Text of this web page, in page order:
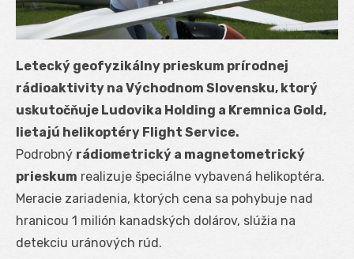
Letecký geofyzikálny prieskum prírodnej
rádioaktivity na Východnom Slovensku, ktorý
uskutočňuje Ludovika Holding a Kremnica Gold,
lietajú helikoptéry Flight Service.
Podrobný rádiometrický a magnetometrický
prieskum realizuje špeciálne vybavená helikoptéra.
Meracie zariadenia, ktorých cena sa pohybuje nad
hranicou 1 milión kanadských dolárov, slúžia na
detekciu uránových rúd.